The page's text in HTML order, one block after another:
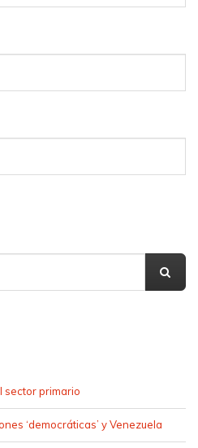
sector primario
‘democráticas’ y Venezuela